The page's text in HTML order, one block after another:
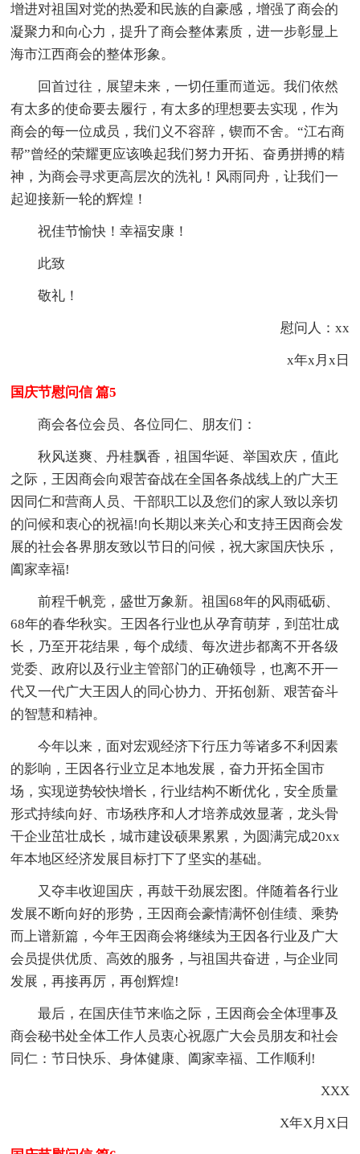
增进对祖国对党的热爱和民族的自豪感，增强了商会的
凝聚力和向心力，提升了商会整体素质，进一步彰显上
海市江西商会的整体形象。
回首过往，展望未来，一切任重而道远。我们依然
有太多的使命要去履行，有太多的理想要去实现，作为
商会的每一位成员，我们义不容辞，锲而不舍。“江右商
帮”曾经的荣耀更应该唤起我们努力开拓、奋勇拼搏的精
神，为商会寻求更高层次的洗礼！风雨同舟，让我们一
起迎接新一轮的辉煌！
祝佳节愉快！幸福安康！
此致
敬礼！
慰问人：xx
x年x月x日
国庆节慰问信 篇5
商会各位会员、各位同仁、朋友们：
秋风送爽、丹桂飘香，祖国华诞、举国欢庆，值此
之际，王因商会向艰苦奋战在全国各条战线上的广大王
因同仁和营商人员、干部职工以及您们的家人致以亲切
的问候和衷心的祝福!向长期以来关心和支持王因商会发
展的社会各界朋友致以节日的问候，祝大家国庆快乐，
阖家幸福!
前程千帆竞，盛世万象新。祖国68年的风雨砥砺、
68年的春华秋实。王因各行业也从孕育萌芽，到茁壮成
长，乃至开花结果，每个成绩、每次进步都离不开各级
党委、政府以及行业主管部门的正确领导，也离不开一
代又一代广大王因人的同心协力、开拓创新、艰苦奋斗
的智慧和精神。
今年以来，面对宏观经济下行压力等诸多不利因素
的影响，王因各行业立足本地发展，奋力开拓全国市
场，实现逆势较快增长，行业结构不断优化，安全质量
形式持续向好、市场秩序和人才培养成效显著，龙头骨
干企业茁壮成长，城市建设硕果累累，为圆满完成20xx
年本地区经济发展目标打下了坚实的基础。
又夺丰收迎国庆，再鼓干劲展宏图。伴随着各行业
发展不断向好的形势，王因商会豪情满怀创佳绩、乘势
而上谱新篇，今年王因商会将继续为王因各行业及广大
会员提供优质、高效的服务，与祖国共奋进，与企业同
发展，再接再厉，再创辉煌!
最后，在国庆佳节来临之际，王因商会全体理事及
商会秘书处全体工作人员衷心祝愿广大会员朋友和社会
同仁：节日快乐、身体健康、阖家幸福、工作顺利!
XXX
X年X月X日